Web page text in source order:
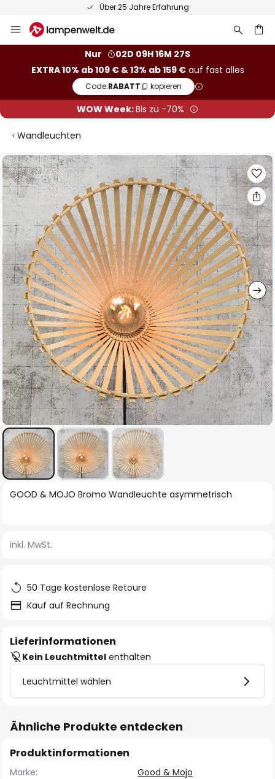
Über 25 Jahre Erfahrung
Inhalt
Nur
02D 09H 16M 27S
EXTRA 10% ab 109 € & 13% ab 159 €auf fast alles
Code:RABATT kopieren
WOW Week:Bis zu -70%
Wandleuchten
Zum
Ende
der
Bildgalerie
springen
Zum
springen
GOOD & MOJO Bromo Wandleuchte asymmetrisch
inkl. MwSt.
50 Tage kostenlose Retoure
Kauf auf Rechnung
Lieferinformationen
Kein Leuchtmittel enthalten
Leuchtmittel wählen
Ähnliche Produkte entdecken
Produktinformationen
Marke:
Good & Mojo